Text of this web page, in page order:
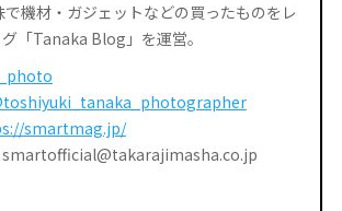
で機材・ガジェットなどの買ったものをレ
「Tanaka Blog」を運営。
smartmag.jp/
smartofficial@takarajimasha.co.jp